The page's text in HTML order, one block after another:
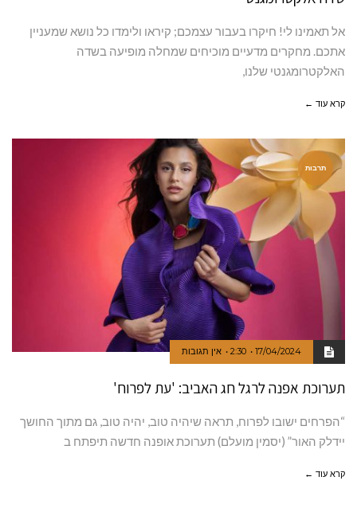
אל תאמינו לי! חיקרו בעבור עצמכם; קיראו ולימדו כל נושא שמעניין
אתכם. מחקרים מדעיים מוכיחים שמחלה מופיעה בשדה
האלקטרומגנטי שלנו,
קרא עוד ←
תרבות
17/04/2024
2:30 אין תגובות
תערוכת אפנה לרגל חג האביב: 'עת לפרוח'
“הפרחים ישובו לפרוח, תראה שיהיה טוב, יהיה טוב, גם מתוך החושך
יידלק האור” (יסמין מועלם) תערוכת אופנה חדשה תיפתח ב
קרא עוד ←